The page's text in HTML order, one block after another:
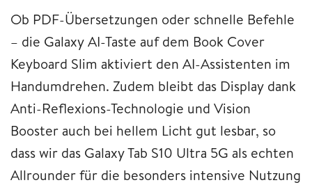
Ob PDF-Übersetzungen oder schnelle Befehle
– die Galaxy AI-Taste auf dem Book Cover
Keyboard Slim aktiviert den AI-Assistenten im
Handumdrehen. Zudem bleibt das Display dank
Anti-Reflexions-Technologie und Vision
Booster auch bei hellem Licht gut lesbar, so
dass wir das Galaxy Tab S10 Ultra 5G als echten
Allrounder für die besonders intensive Nutzung